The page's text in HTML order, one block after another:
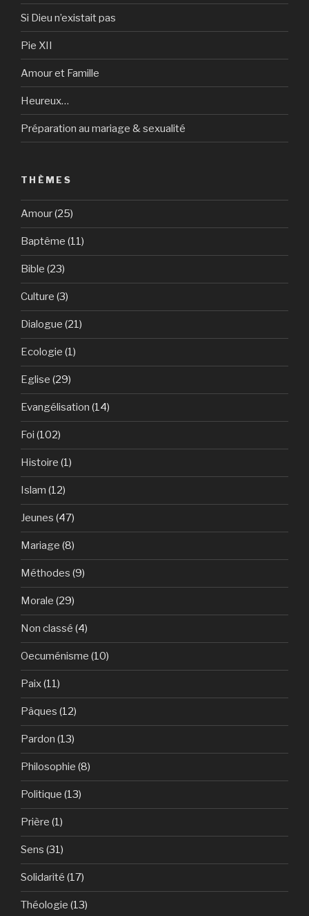
Si Dieu n’existait pas
Pie XII
Amour et Famille
Heureux…
Préparation au mariage & sexualité
THÈMES
Amour(25)
Baptême (11)
Bible (23)
Culture (3)
Dialogue (21)
Ecologie (1)
Eglise (29)
Evangélisation (14)
Foi (102)
Histoire (1)
Islam (12)
Jeunes (47)
Mariage (8)
Méthodes (9)
Morale (29)
Non classé (4)
Oecuménisme (10)
Paix(11)
Pâques (12)
Pardon (13)
Philosophie (8)
Politique (13)
Prière (1)
Sens (31)
Solidarité (17)
Théologie (13)